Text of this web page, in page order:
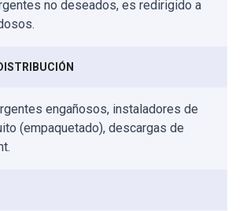
no deseados, es redirigido a
engañosos, instaladores de
(empaquetado), descargas de